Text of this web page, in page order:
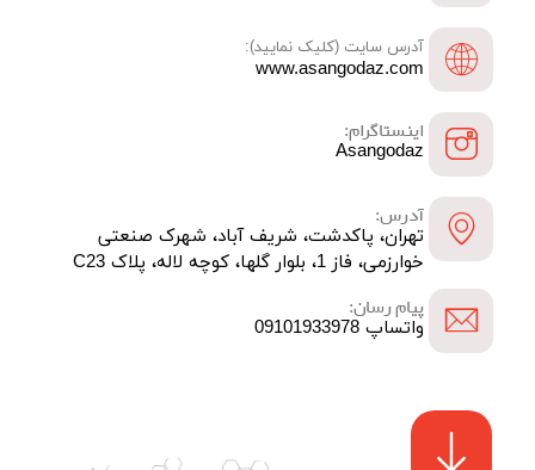
آدرس سایت (کلیک نمایید):
www.asangodaz.com
اینستاگرام:
Asangodaz
آدرس:
تهران، پاکدشت، شریف آباد، شهرک صنعتی
خوارزمی، فاز 1، بلوار گلها، کوچه لاله، پلاک C23
پیام رسان:
واتساپ 09101933978